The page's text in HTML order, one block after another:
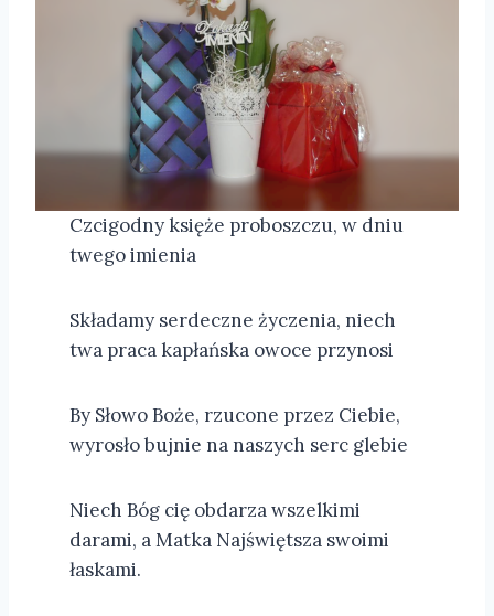
Czcigodny księże proboszczu, w dniu
twego imienia
Składamy serdeczne życzenia, niech
twa praca kapłańska owoce przynosi
By Słowo Boże, rzucone przez Ciebie,
wyrosło bujnie na naszych serc glebie
Niech Bóg cię obdarza wszelkimi
darami, a Matka Najświętsza swoimi
łaskami.